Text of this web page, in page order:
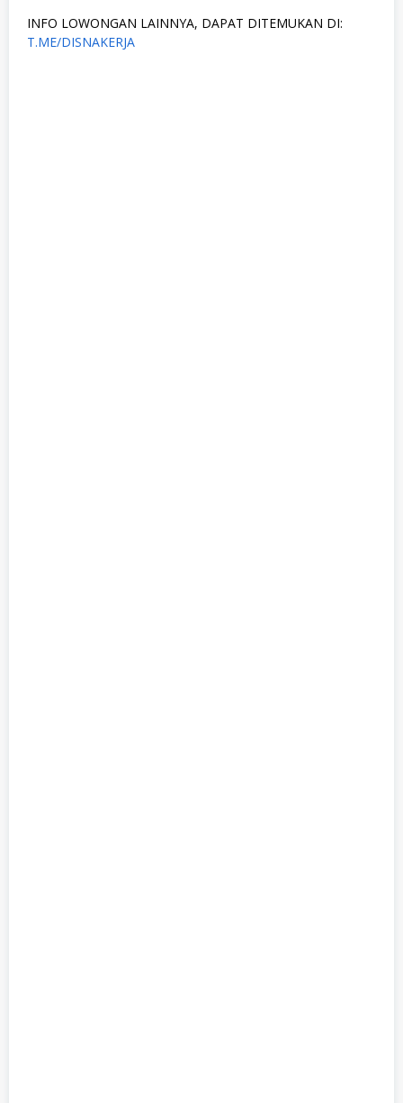
INFO LOWONGAN LAINNYA, DAPAT DITEMUKAN DI:
T.ME/DISNAKERJA